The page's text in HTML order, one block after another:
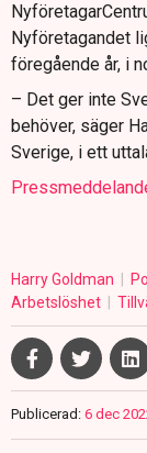
Nyföretagandet
föregående år, i
– Det ger inte
behöver, säger
Sverige, i ett
Harry Goldman
Arbetslöshet
Publicerad: 6 dec